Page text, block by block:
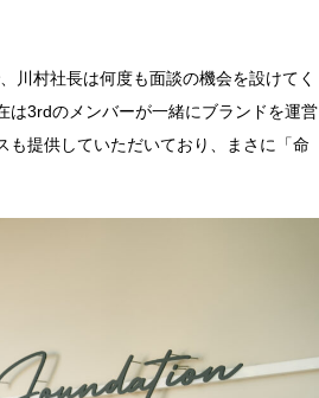
川村社長は何度も面談の機会を設けてく
は3rdのメンバーが一緒にブランドを運営
も提供していただいており、まさに「命